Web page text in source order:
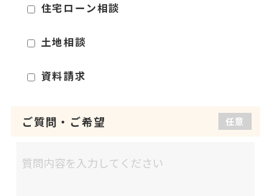
住宅ローン相談
土地相談
資料請求
ご質問 ・ ご希望 任意